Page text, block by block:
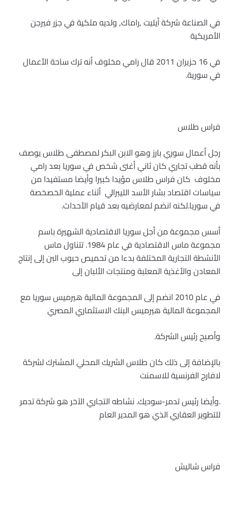
في الصناعة شركة أيليت ,راماك, ولديه ملكية في جزر فيرجن
الأمريكية
في 16 حزيران 2011 قال رامي مخلوف أنه ترك ساحة الأعمال
في سورية.
فراس طلاس
رجل أعمال سوري بارز وهو الابن البكر لمصطفى طلاس يوصف
بأنه قطب تجاري كان ثاني أغنى شخص في سوريا بعد رامي
مخلوف كان فراس طلاس مؤيدا كبيرا وأيضا مستفيدا من
سياسات اقتصاد بشار الأسد الليبرالي أثناء عملية الخصخصة
في سوريا.لكنه انضم لمعارضيه بعد قيام الأحداث.
أسس مجموعة من أجل سوريا الاقتصادية الشهيرة باسم
مجموعة ماس الاقتصادية في عام 1984. تتناول ماس
الأنشطة التجارية المختلفة بدءا من تحميص حبوب البن إلى إنتاج
المعادن والأغذية المعلبة ومنتجات الألبان إلى
في عام 2010 انضم إلى المجموعة المالية هيرميس سوريا مع
المجموعة المالية هيرميس البنك الاستثماري المصري
وأصبح رئيس الشركة.
بالإضافة إلى ذلك كان طلاس الشريك المحلي المشترك لشركة
لافارج الفرنسية للاسمنت
.وأيضا رئيس تدمر-سوديك. نشاطه التجاري الآخر هو شركة تدمر
للتطوير العقاري الذي هو المدير العام
فراس شاليش